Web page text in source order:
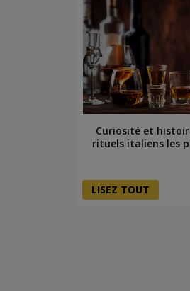
Curiosité et
rituels italiens les
LISEZ TOUT